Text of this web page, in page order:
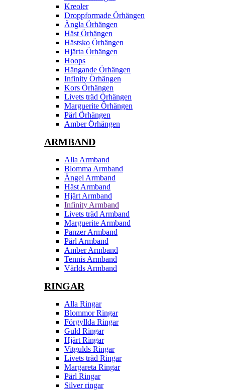
Kreoler
Droppformade Örhängen
Ängla Örhängen
Häst Örhängen
Hästsko Örhängen
Hjärta Örhängen
Hoops
Hängande Örhängen
Infinity Örhängen
Kors Örhängen
Livets träd Örhängen
Marguerite Ôrhängen
Pärl Örhängen
Amber Örhängen
ARMBAND
Alla Armband
Blomma Armband
Ängel Armband
Häst Armband
Hjärt Armband
Infinity Armband
Livets träd Armband
Marguerite Armband
Panzer Armband
Pärl Armband
Amber Armband
Tennis Armband
Världs Armband
RINGAR
Alla Ringar
Blommor Ringar
Förgyllda Ringar
Guld Ringar
Hjärt Ringar
Vitgulds Ringar
Livets träd Ringar
Margareta Ringar
Pärl Ringar
Silver ringar